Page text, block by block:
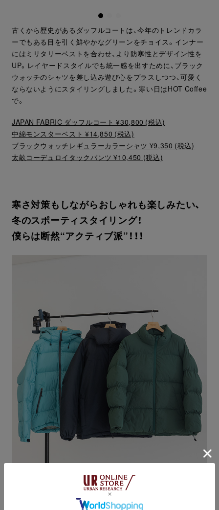
古くから歴史があるダッフルコートは、今年のトレンドカラ
ーでもある目を引く鮮やかなグリーンをチョイス。インナー
にはミリタリーベストを合わせ、より防寒性とデザイン性を
UP。レイヤードスタイルでも統一感を出すために、ブラック
ウォッチのシャツを差し込み遊び心をプラスしつつ、可愛く
ならないようにスタイリングしました。寒い日はHOT Coffee
で。
JAPAN FABRIC ダッフルコート ¥30,800 (税込)
中綿モンスターベスト ¥14,850 (税込)
ブラックウォッチレギュラーカラーシャツ ¥9,350 (税込)
太畝コーデュロイタックパンツ ¥10,450 (税込)
寒さ対策もしながらおしゃれも楽しみたい、
冬のスポーティスタイリング！
僕らは断然“アクティブ派”！！！